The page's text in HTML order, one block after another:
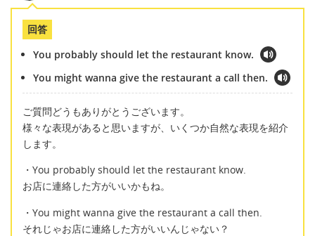
回答
You probably should let the restaurant know.
You might wanna give the restaurant a call then.
ご質問どうもありがとうございます。
様々な表現があると思いますが、いくつか自然な表現を紹介
します。
・You probably should let the restaurant know.
お店に連絡した方がいいかもね。
・You might wanna give the restaurant a call then.
それじゃお店に連絡した方がいいんじゃない？